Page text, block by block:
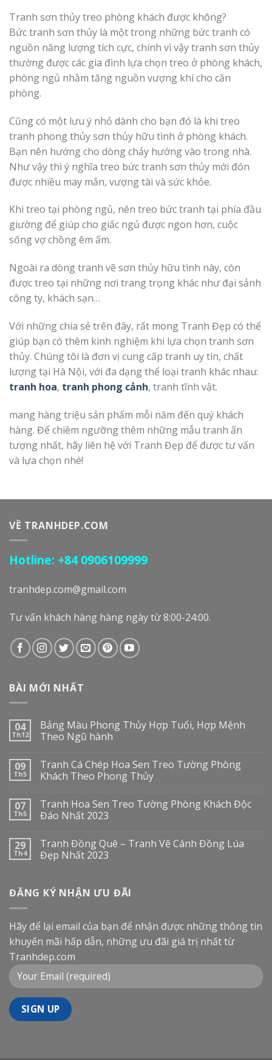
Tranh sơn thủy treo phòng khách được không?
Bức tranh sơn thủy là một trong những bức tranh có
nguồn năng lượng tích cực, chính vì vậy tranh sơn thủy
thường được các gia đình lựa chọn treo ở phòng khách,
phòng ngủ nhằm tăng nguồn vượng khí cho căn
phòng.
Cũng có một lưu ý nhỏ dành cho bạn đó là khi treo
tranh phong thủy sơn thủy hữu tình ở phòng khách.
Bạn nên hướng cho dòng chảy hướng vào trong nhà.
Như vậy thì ý nghĩa treo bức tranh sơn thủy mới đón
được nhiều may mắn, vượng tài và sức khỏe.
Khi treo tại phòng ngủ, nên treo bức tranh tại phía đầu
giường để giúp cho giấc ngủ được ngon hơn, cuộc
sống vợ chồng êm ấm.
Ngoài ra dòng tranh vẽ sơn thủy hữu tình này, còn
được treo tại những nơi trang trọng khác như đại sảnh
công ty, khách sạn…
Với những chia sẻ trên đây, rất mong Tranh Đẹp có thể
giúp bạn có thêm kinh nghiệm khi lựa chọn tranh sơn
thủy. Chúng tôi là đơn vị cung cấp tranh uy tín, chất
lượng tại Hà Nội, với đa dạng thể loại tranh khác nhau:
tranh hoa, tranh phong cảnh, tranh tĩnh vật.
mang hàng triệu sản phẩm mỗi năm đến quý khách
hàng. Để chiêm ngưỡng thêm những mẫu tranh ấn
tượng nhất, hãy liên hệ với Tranh Đẹp để được tư vấn
và lựa chọn nhé!
VỀ TRANHDEP.COM
Hotline: +84 0906109999
tranhdep.com@gmail.com
Tư vấn khách hàng hàng ngày từ 8:00-24:00.
BÀI MỚI NHẤT
04
Th12
Bảng Màu Phong Thủy Hợp Tuổi, Hợp Mệnh
Theo Ngũ hành
09
Th5
Tranh Cá Chép Hoa Sen Treo Tường Phòng
Khách Theo Phong Thủy
07
Th5
Tranh Hoa Sen Treo Tường Phòng Khách Độc
Đáo Nhất 2023
29
Th4
Tranh Đồng Quê – Tranh Vẽ Cánh Đồng Lúa
Đẹp Nhất 2023
ĐĂNG KÝ NHẬN ƯU ĐÃI
Hãy để lại email của bạn để nhận được những thông tin
khuyến mãi hấp dẫn, những ưu đãi giá trị nhất từ
Tranhdep.com